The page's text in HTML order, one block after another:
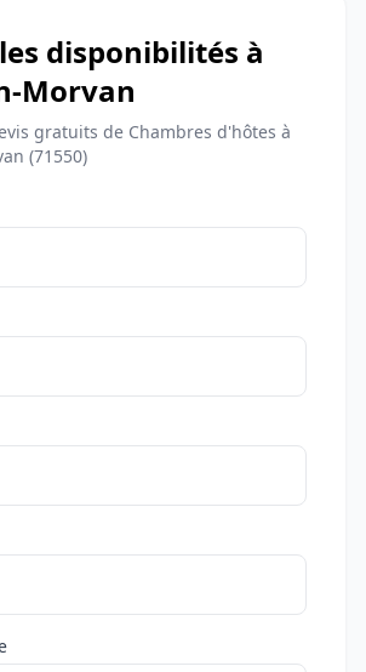
disponibilités à
Morvan
gratuits de Chambres d'hôtes à
(71550)